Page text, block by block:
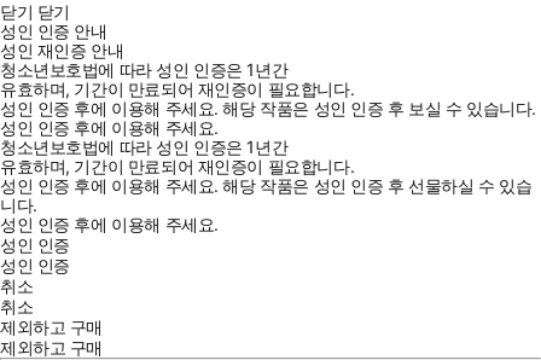
닫기 닫기
성인 인증 안내
성인 재인증 안내
청소년보호법에 따라 성인 인증은 1년간
유효하며, 기간이 만료되어 재인증이 필요합니다.
성인 인증 후에 이용해 주세요.해당 작품은 성인 인증 후 보실 수 있습니다.
성인 인증 후에 이용해 주세요.
청소년보호법에 따라 성인 인증은 1년간
유효하며, 기간이 만료되어 재인증이 필요합니다.
성인 인증 후에 이용해 주세요.해당 작품은 성인 인증 후 선물하실 수 있습
니다.
성인 인증 후에 이용해 주세요.
성인 인증
성인 인증
취소
취소
제외하고 구매
제외하고 구매